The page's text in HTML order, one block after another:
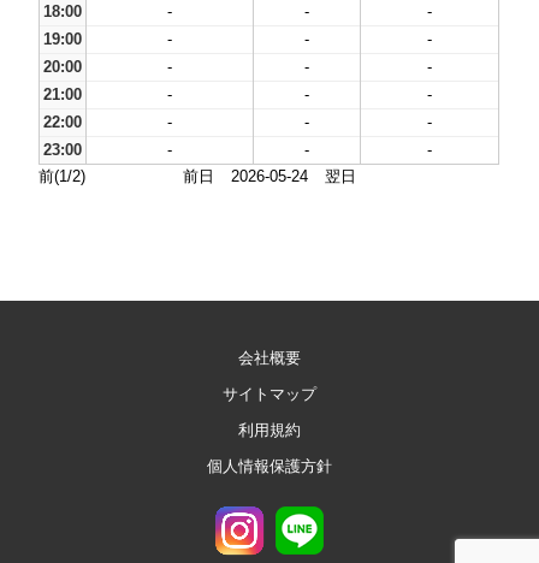
18:00
- -
-
19:00
- -
-
20:00
- -
-
21:00
- -
-
22:00
- -
-
23:00
- -
-
前(1/2)
前日 2026-05-24 翌日
会社概要
サイトマップ
利用規約
個人情報保護方針